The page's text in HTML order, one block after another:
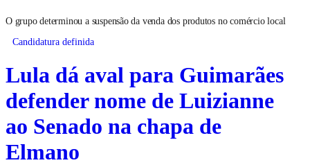
O grupo determinou a suspensão da venda dos produtos no comércio local
Candidatura definida
Lula dá aval para Guimarães
defender nome de Luizianne
ao Senado na chapa de
Elmano